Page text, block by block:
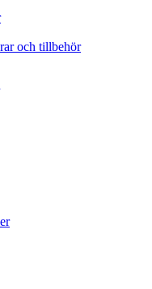
och tillbehör